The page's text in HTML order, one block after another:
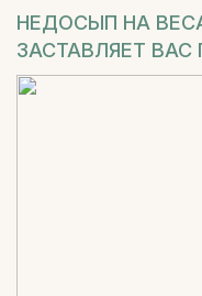
НЕДОСЫП НА
ЗАСТАВЛЯЕТ ВАС